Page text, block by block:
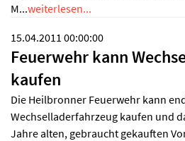
M...weiterlesen...
15.04.2011 00:00:00
Feuerwehr kann
kaufen
Die Heilbronner Feuerwehr kann
Wechselladerfahrzeug kaufen und
Jahre alten, gebraucht gekauften